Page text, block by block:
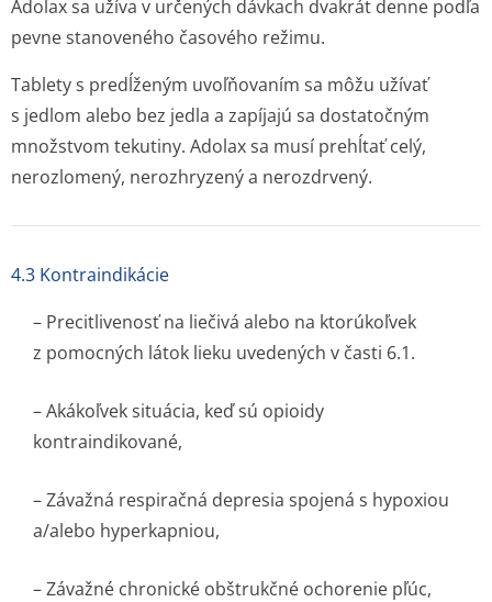
Adolax sa užíva v určených dávkach dvakrát denne podľa
pevne stanoveného časového režimu.
Tablety s predĺženým uvoľňovaním sa môžu užívať
s jedlom alebo bez jedla a zapíjajú sa dostatočným
množstvom tekutiny. Adolax sa musí prehĺtať celý,
nerozlomený, nerozhryzený a nerozdrvený.
4.3 Kontraindikácie
– Precitlivenosť na liečivá alebo na ktorúkoľvek
z pomocných látok lieku uvedených v časti 6.1.
– Akákoľvek situácia, keď sú opioidy
kontraindikované,
– Závažná respiračná depresia spojená s hypoxiou
a/alebo hyperkapniou,
– Závažné chronické obštrukčné ochorenie pľúc,